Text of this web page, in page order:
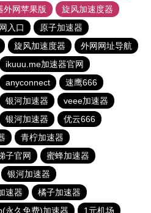
外网苹果版
旋风加速度器
入口
原子加速器
旋风加速度器
外网网址导航
ikuuu.me加速器官网
anyconnect
速鹰666
银河加速器
veee加速器
银河加速器
优云666
青柠加速器
子官网
蜜蜂加速器
银河加速器
速器
橘子加速器
永久免费)加速器 1元机场